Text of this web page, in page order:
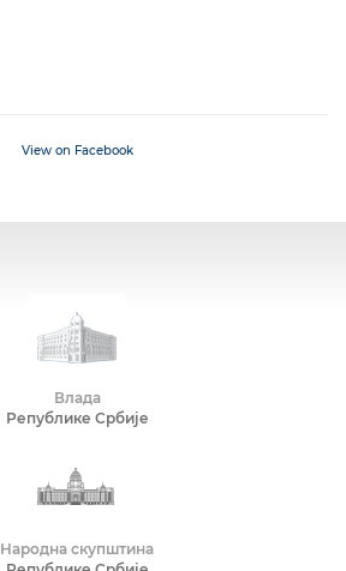
View on Facebook
Влада
Републике Србије
Народна скупштина